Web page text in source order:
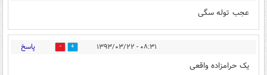
عجب توله سگی
۰۸:۳۱ - ۱۳۹۳/۰۳/۲۲ 0 پاسخ
یک حرامزاده واقعی